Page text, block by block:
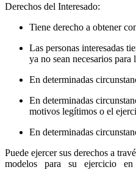
Derechos del Interesado:
Tiene derecho a obtener
Las personas interesadas
ya no sean necesarios
En determinadas
En determinadas
motivos legítimos o el
En determinadas
Puede ejercer sus derechos a
modelos para su ejercicio